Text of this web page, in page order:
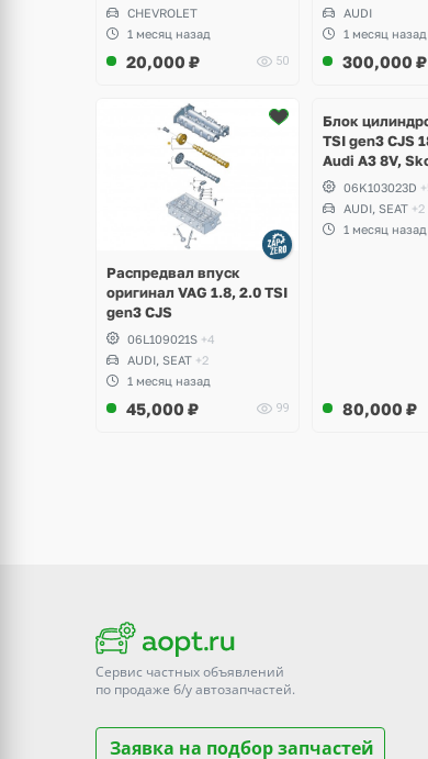
CHEVROLET
1 месяц назад
20,000 ₽ 50
AUDI
1 месяц назад
300,000 ₽
Распредвал впуск
оригинал VAG 1.8, 2.0 TSI
gen3 CJS
06L109021S +4
AUDI, SEAT +2
1 месяц назад
45,000 ₽ 99
2 фото
Блок
TSI gen3 CJS
Audi A3 8V,
Octavia A7,
Volkswagen
Golf VII
Leon
06K103023D
AUDI, SEAT +2
1 месяц назад
80,000 ₽
Сервис частных объявлений
по продаже б/уавтозапчастей.
Заявка на подбор запчастей